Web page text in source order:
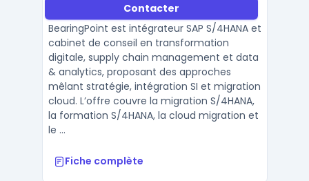
Contacter
BearingPoint est intégrateur SAP S/4HANA et
cabinet de conseil en transformation
digitale, supply chain management et data
& analytics, proposant des approches
mêlant stratégie, intégration SI et migration
cloud. L’offre couvre la migration S/4HANA,
la formation S/4HANA, la cloud migration et
le ...
Fiche complète